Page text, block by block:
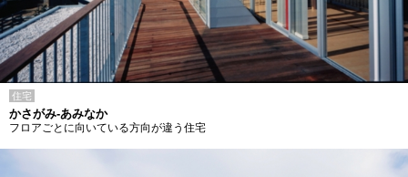
住宅
かさがみ-あみなか
フロアごとに向いている方向が違う住宅